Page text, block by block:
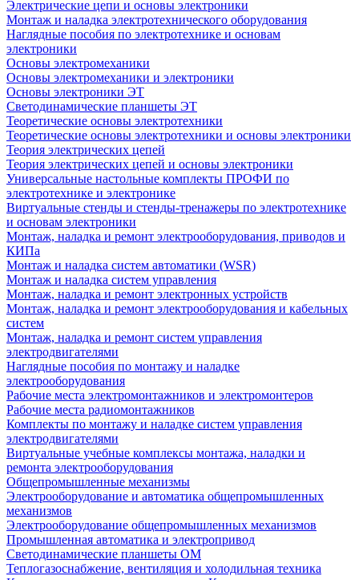
Электрические цепи и основы электроники
Монтаж и наладка электротехнического оборудования
Наглядные пособия по электротехнике и основам
электроники
Основы электромеханики
Основы электромеханики и электроники
Основы электроники ЭТ
Светодинамические планшеты ЭТ
Теоретические основы электротехники
Теоретические основы электротехники и основы электроники
Теория электрических цепей
Теория электрических цепей и основы электроники
Универсальные настольные комплекты ПРОФИ по
электротехнике и электронике
Виртуальные стенды и стенды-тренажеры по электротехнике
и основам электроники
Монтаж, наладка и ремонт электрооборудования, приводов и
КИПа
Монтаж и наладка систем автоматики (WSR)
Монтаж и наладка систем управления
Монтаж, наладка и ремонт электронных устройств
Монтаж, наладка и ремонт электрооборудования и кабельных
систем
Монтаж, наладка и ремонт систем управления
электродвигателями
Наглядные пособия по монтажу и наладке
электрооборудования
Рабочие места электромонтажников и электромонтеров
Рабочие места радиомонтажников
Комплекты по монтажу и наладке систем управления
электродвигателями
Виртуальные учебные комплексы монтажа, наладки и
ремонта электрооборудования
Общепромышленные механизмы
Электрооборудование и автоматика общепромышленных
механизмов
Электрооборудование общепромышленных механизмов
Промышленная автоматика и электропривод
Светодинамические планшеты ОМ
Теплогазоснабжение, вентиляция и холодильная техника